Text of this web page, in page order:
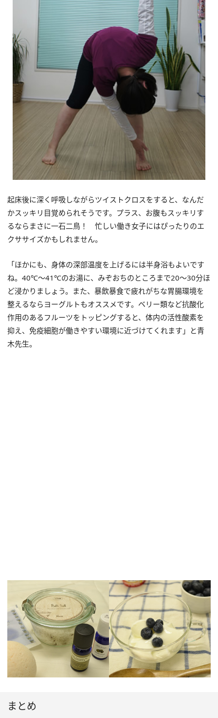
起床後に深く呼吸しながらツイストクロスをすると、なんだ
かスッキリ目覚められそうです。プラス、お腹もスッキリす
るならまさに一石二鳥！ 忙しい働き女子にはぴったりのエ
クササイズかもしれません。
「ほかにも、身体の深部温度を上げるには半身浴もよいです
ね。40℃～41℃のお湯に、みぞおちのところまで20～30分ほ
ど浸かりましょう。また、暴飲暴食で疲れがちな胃腸環境を
整えるならヨーグルトもオススメです。ベリー類など抗酸化
作用のあるフルーツをトッピングすると、体内の活性酸素を
抑え、免疫細胞が働きやすい環境に近づけてくれます」と青
木先生。
まとめ